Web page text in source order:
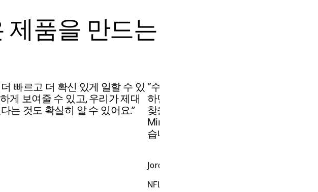
제품을 만드는
빠르고 더 확신 있게 일할 수 있
게 보여줄 수 있고, 우리가 제대
는 것도 확실히 알 수 있어요.”
“수년에 걸친 NFL.com 리디자인 프로
하면서 팀과 함께 워크숍 형태로 협업
찾을 수 있었습니다. 복잡한 로드맵을
Miro는 팀의 정렬을 유지해주는 핵심
습니다.”
Jordan Haley Nakaki
NFL 제품 디렉터